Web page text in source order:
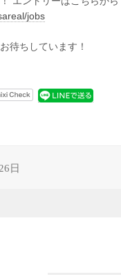
jobs
待ちしています！
日